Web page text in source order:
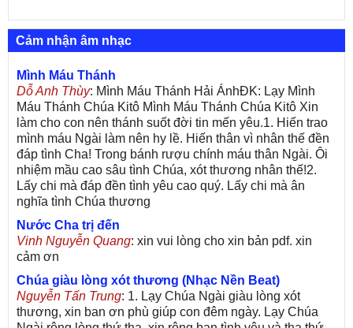
Cảm nhận âm nhạc
Mình Máu Thánh
Dỗ Anh Thùy: Mình Máu Thánh Hải ÁnhĐK: Lạy Mình
Máu Thánh Chúa Kitô Mình Máu Thánh Chúa Kitô Xin
làm cho con nên thánh suốt đời tin mến yêu.1. Hiến trao
mình máu Ngài làm nên hy lề. Hiến thân vì nhân thế đền
đáp tình Cha! Trong bánh rượu chính máu thân Ngài. Ôi
nhiệm mầu cao sâu tình Chúa, xót thương nhân thế!2.
Lấy chi mà đáp đền tình yêu cao quý. Lấy chi mà ân
nghĩa tình Chúa thương
Nước Cha trị đến
Vinh Nguyễn Quang: xin vui lòng cho xin bản pdf. xin
cảm ơn
Chúa giàu lòng xót thương (Nhạc Nền Beat)
Nguyễn Tấn Trung: 1. Lạy Chúa Ngài giàu lòng xót
thương, xin ban ơn phù giúp con đêm ngày. Lạy Chúa